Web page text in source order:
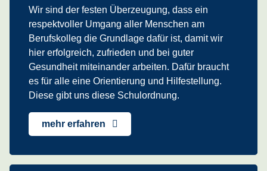
Wir sind der festen Überzeugung, dass ein
respektvoller Umgang aller Menschen am
Berufskolleg die Grundlage dafür ist, damit wir
hier erfolgreich, zufrieden und bei guter
Gesundheit miteinander arbeiten. Dafür braucht
es für alle eine Orientierung und Hilfestellung.
Diese gibt uns diese Schulordnung.
mehr erfahren